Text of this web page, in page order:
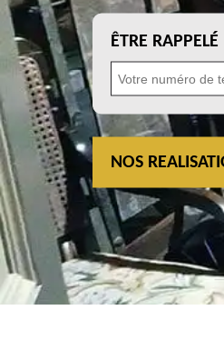
ÊTRE RAPPELÉ
NOS